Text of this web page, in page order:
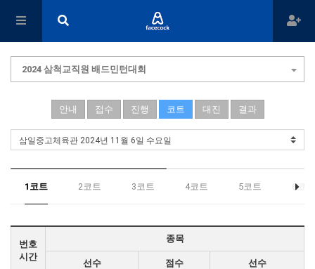
2024 삼척교직원 배드민턴대회
안내 접수 진행 코트 대진 결과
1코트 2코트 3코트 4코트 5코트 6코트
번호
시간
종목
선수 점수 선수